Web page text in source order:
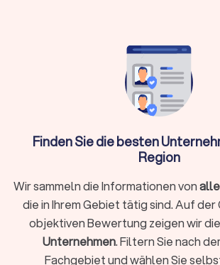
Neben diesem Beitrag zum Umweltschutz
der Auswahl einer PV-Anlage von einer
Kostenersparnis: Mit einer
Sie Ihre Stromkosten erheblich senken.
Unabhängigkeit: Mit einer eigenen PV-
deren Preisgestaltung. Dies ist
steigender Energiepreise von Vorteil.
Photovoltaikanlage sind attraktiver
können den Wert des Hauses
Zuverlässige Photovoltaik-
Finden Sie die besten
Region
Wir sammeln die Informationen von
die in Ihrem Gebiet tätig sind. Auf
objektiven Bewertung zeigen wir die
Unternehmen. Filtern Sie nach
Fachgebiet und wählen Sie